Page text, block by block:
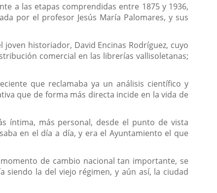
a las etapas comprendidas entre 1875 y 1936,
por el profesor Jesús María Palomares, y sus
historiador, David Encinas Rodríguez, cuyo
comercial en las librerías vallisoletanas;
que reclamaba ya un análisis científico y
que de forma más directa incide en la vida de
íntima, más personal, desde el punto de vista
en el día a día, y era el Ayuntamiento el que
de cambio nacional tan importante, se
siendo la del viejo régimen, y aún así, la ciudad